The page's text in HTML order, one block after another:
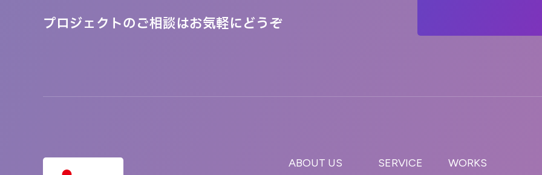
プロジェクトのご相談はお気軽にどうぞ
ABOUT US SERVICE WORKS